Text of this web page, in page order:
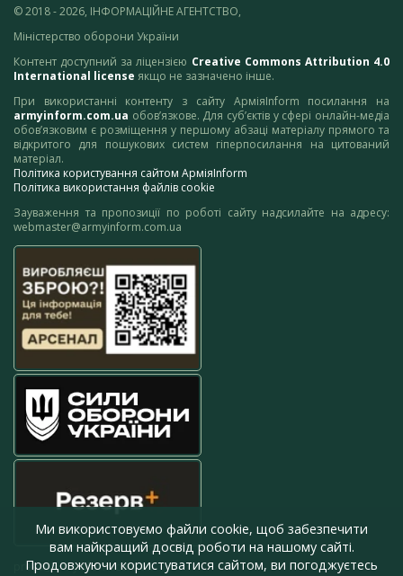
© 2018 - 2026, ІНФОРМАЦІЙНЕ АГЕНТСТВО,
Міністерство оборони України
Контент доступний за ліцензією Creative Commons Attribution 4.0
International license якщо не зазначено інше.
При використанні контенту з сайту АрміяInform посилання на
armyinform.com.ua обов’язкове. Для суб’єктів у сфері онлайн-медіа
обов’язковим є розміщення у першому абзаці матеріалу прямого та
відкритого для пошукових систем гіперпосилання на цитований
матеріал.
Політика користування сайтом АрміяInform
Політика використання файлів cookie
Зауваження та пропозиції по роботі сайту надсилайте на адресу:
webmaster@armyinform.com.ua
press@armyinform.com.ua
Ми використовуємо файли cookie, щоб забезпечити
вам найкращий досвід роботи на нашому сайті.
Продовжуючи користуватися сайтом, ви погоджуєтесь